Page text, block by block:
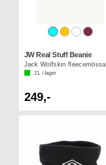
JW Real Stuff Beanie
Jack Wolfskin fleecemössa
21 i lager
249,-